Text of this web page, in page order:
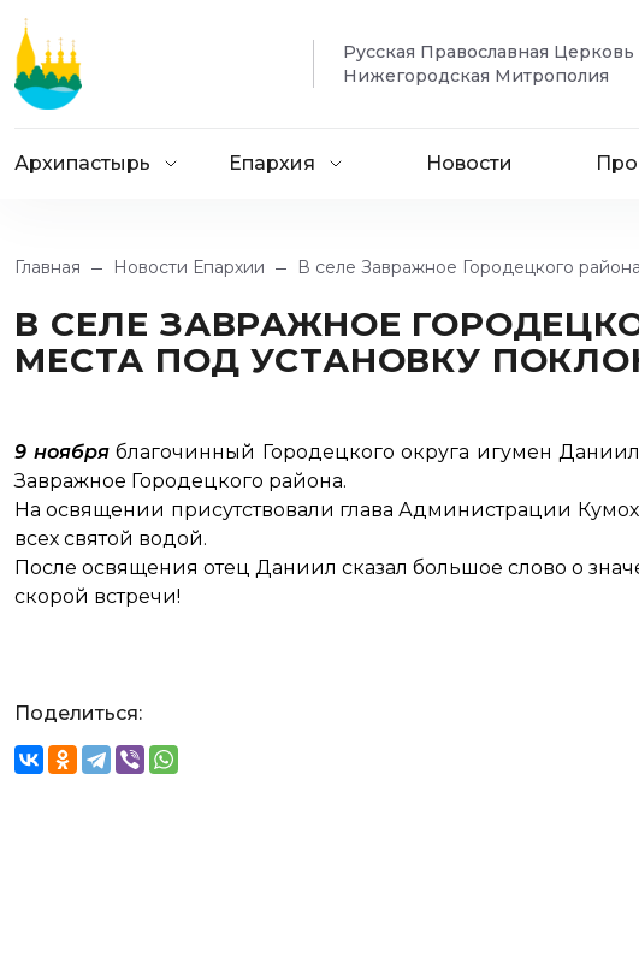
Русская Православная Церковь
Нижегородская Митрополия
Архипастырь Епархия Новости
Главная Новости Епархии В селе Завражное Городецкого
В СЕЛЕ ЗАВРАЖНОЕ
МЕСТА ПОД УСТАНОВКУ
9 ноябряблагочинный Городецкого округа игумен
Завражное Городецкого района.
На освящении присутствовали глава Администрации
всех святой водой.
После освящения отец Даниил сказал большое слово о
скорой встречи!
Поделиться: